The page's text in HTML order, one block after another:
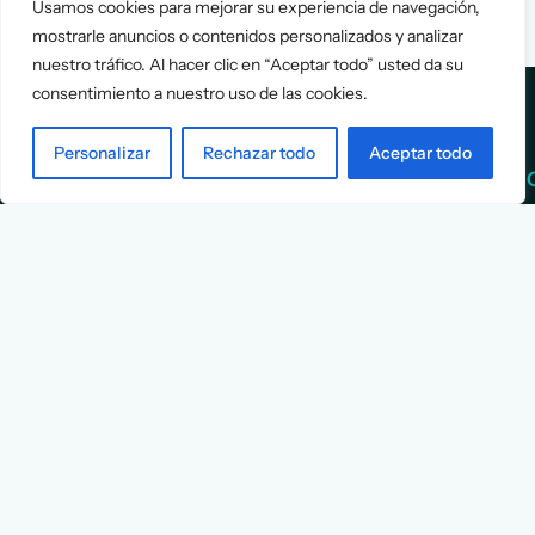
Usamos cookies para mejorar su experiencia de navegación,
mostrarle anuncios o contenidos personalizados y analizar
nuestro tráfico. Al hacer clic en “Aceptar todo” usted da su
consentimiento a nuestro uso de las cookies.
Personalizar Rechazar todo Aceptar todo
Services Info